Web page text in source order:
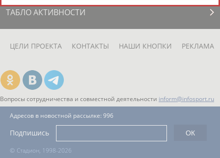
ТАБЛО АКТИВНОСТИ
ЦЕЛИ ПРОЕКТА КОНТАКТЫ НАШИ КНОПКИ РЕКЛАМА
Вопросы сотрудничества и совместной деятельности inform@infosport.ru
© Стадион, 1998-2026
Адресов в новостной рассылке: 996
Подпишись